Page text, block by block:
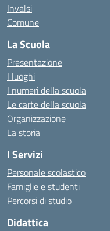
Invalsi
Comune
La Scuola
Presentazione
I luoghi
I numeri della scuola
Le carte della scuola
Organizzazione
La storia
I Servizi
Personale scolastico
Famiglie e studenti
Percorsi di studio
Didattica